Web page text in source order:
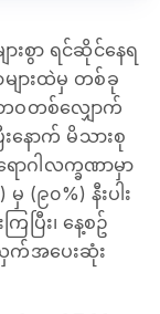
ားစွာ ရင်ဆိုင်နေရ
များထဲမှ တစ်ခု
ဘဝတစ်လျှောက်
းနောက် မိသားစု
ာဂါလက္ခဏာမှာ
(၉၀%) နီးပါး
ပြီး၊ နေ့စဥ်
အပေးဆုံး